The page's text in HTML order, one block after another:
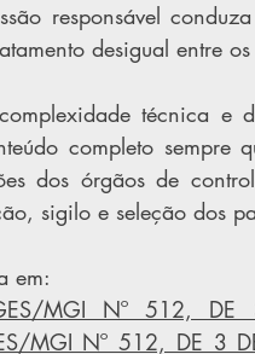
responsável
desigual entre
técnica e
completo sempre
dos órgãos de
sigilo e seleção dos
em:
MGI Nº 512,
MGI Nº 512, DE 3